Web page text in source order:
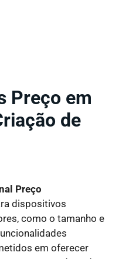
Preço em
de
Preço
dispositivos
como o tamanho e
em oferecer